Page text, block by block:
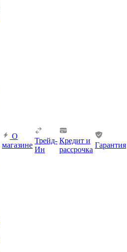
О
магазине
Трейд-
Ин
Кредит и
рассрочка
Гарантия